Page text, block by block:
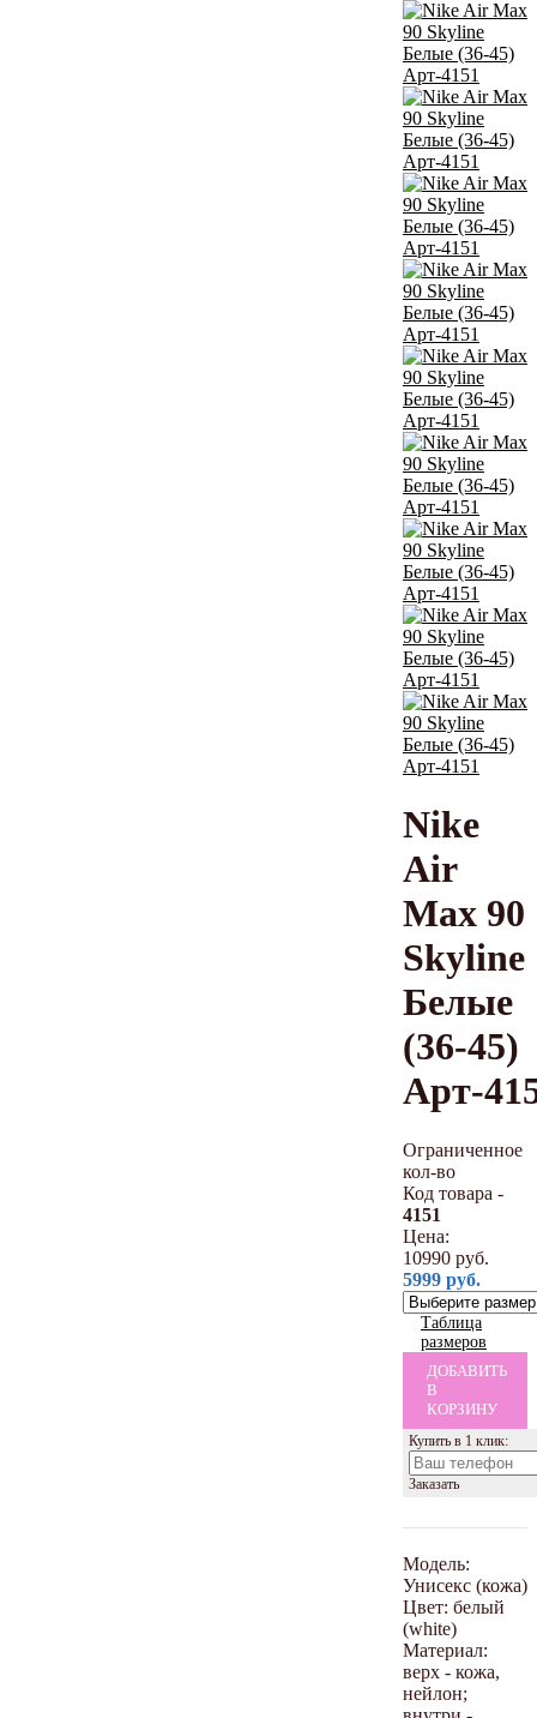
Nike
Air
Max 90
Skyline
Белые
(36-45)
Арт-
Ограниченное
кол-во
Код товара -
4151
Цена:
10990 руб.
5999 руб.
Таблица
размеров
ДОБАВИТЬ
В
КОРЗИНУ
Купить в 1 клик:
Заказать
Модель:
Унисекс (кожа)
Цвет: белый
(white)
Материал:
верх - кожа,
нейлон;